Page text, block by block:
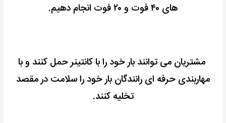
های ۴۰ فوت و ۲۰ فوت انجام دهیم.
مشتریان می توانند بار خود را با کانتینر حمل کنند و با
مهاربندی حرفه ای رانندگان بار خود را سلامت در مقصد
تخلیه کنند.